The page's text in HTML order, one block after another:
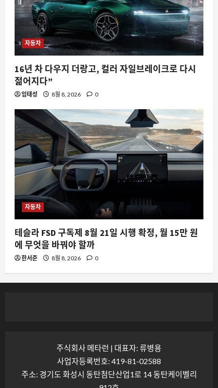
자동차
16년 차 다우지 더랑고, 컬러 자일브레이크로 다시
젊어지다”
임태성 8월 8, 2026 0
자동차
테슬라 FSD 구독제 8월 21일 시행 확정, 월 15만 원
에 무엇을 바꿔야 할까
한서준 8월 8, 2026 0
주식회사 메타런 | 대표자: 류병용
사업자등록번호: 419-81-02588
주소: 경기도 화성시 동탄첨단산업1로 14 동탄케이벨리